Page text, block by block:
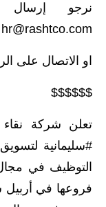
نرجو إرسال
hr@rashtco.com
او الاتصال على الرقم
$$$$$$
تعلن شركة
#سليمانية
التوظيف في
فروعها في